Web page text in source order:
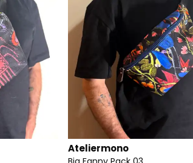
Ateliermono